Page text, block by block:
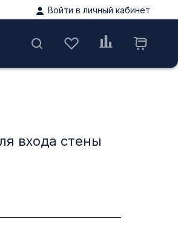
Войти в личный кабинет
входа стены